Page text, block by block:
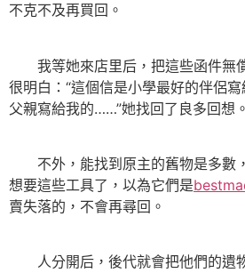
不克不及再買回。
我等她來店里后，把這些函件無
很明白：“這個信是小學最好的伴侶
父親寫給我的……”她找回了良多回想。
不外，能找到原主的舊物是多數
想要這些工具了，以為它們是
賣失落的，不會再尋回。
人分開后，後代就會把他們的遺